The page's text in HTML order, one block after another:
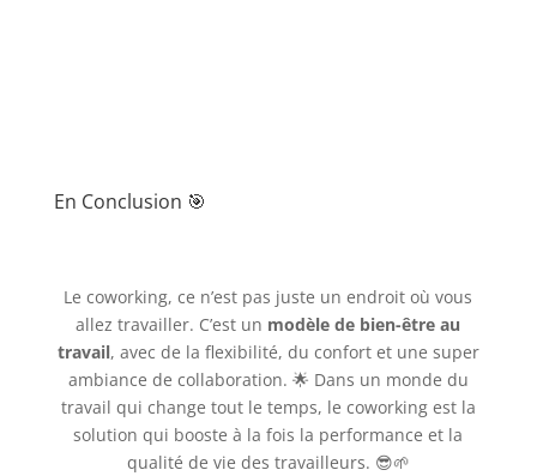
En Conclusion 🎯
Le coworking, ce n’est pas juste un endroit où vous
allez travailler. C’est un modèle de bien-être au
travail, avec de la flexibilité, du confort et une super
ambiance de collaboration. 🌟 Dans un monde du
travail qui change tout le temps, le coworking est la
solution qui booste à la fois la performance et la
qualité de vie des travailleurs. 😎🌱